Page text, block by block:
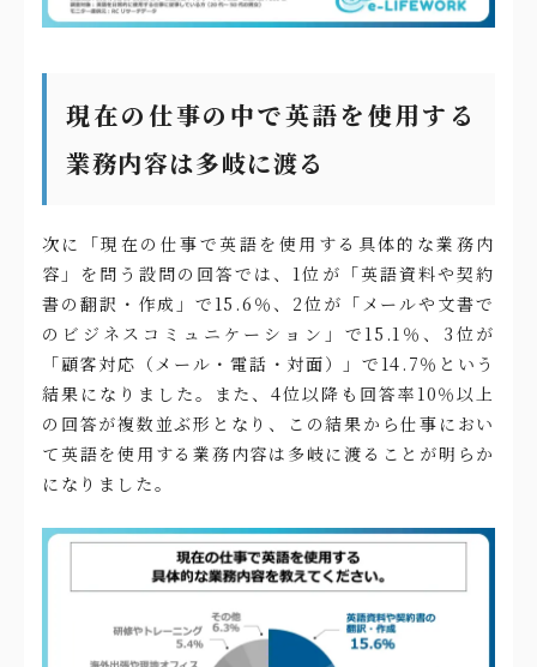
現在の仕事の中で英語を使用する
業務内容は多岐に渡る
次に「現在の仕事で英語を使用する具体的な業務内
容」を問う設問の回答では、1位が「英語資料や契約
書の翻訳・作成」で15.6％、2位が「メールや文書で
のビジネスコミュニケーション」で15.1％、3位が
「顧客対応（メール・電話・対面）」で14.7％という
結果になりました。また、4位以降も回答率10％以上
の回答が複数並ぶ形となり、この結果から仕事におい
て英語を使用する業務内容は多岐に渡ることが明らか
になりました。